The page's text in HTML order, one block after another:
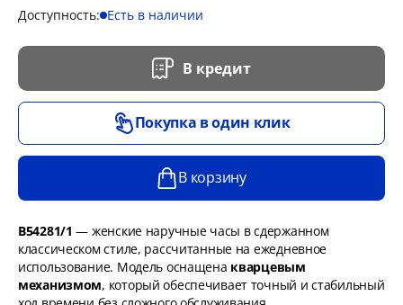
Доступность: Есть в наличии
В кредит
Покупка в один клик
В корзину
B54281/1 — женские наручные часы в сдержанном
классическом стиле, рассчитанные на ежедневное
использование. Модель оснащена кварцевым
механизмом, который обеспечивает точный и стабильный